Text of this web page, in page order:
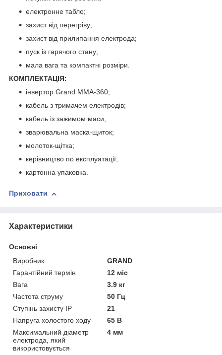
електронне табло;
захист від перегріву;
захист від прилипання електрода;
пуск із гарячого стану;
мала вага та компактні розміри.
КОМПЛЕКТАЦІЯ:
інвертор Grand MMA-360;
кабель з тримачем електродів;
кабель із зажимом маси;
зварювальна маска-щиток;
молоток-щітка;
керівництво по експлуатації;
картонна упаковка.
Приховати
Характеристики
Основні
Виробник
GRAND
Гарантійний термін
12 міс
Вага
3.9 кг
Частота струму
50 Гц
Ступінь захисту IP
21
Напруга холостого ходу
65 В
Максимальний діаметр
електрода, який
використовується
4 мм